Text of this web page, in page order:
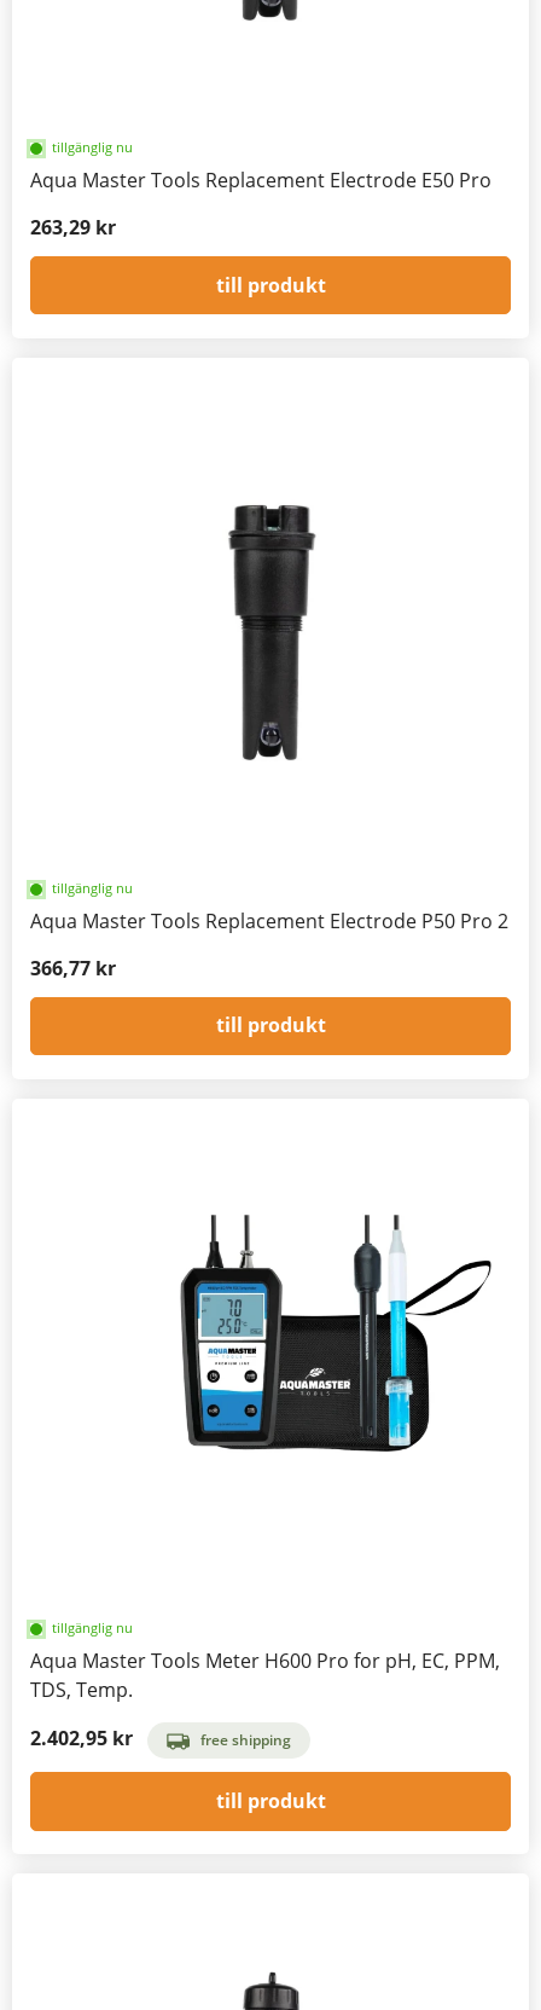
tillgänglig nu
Aqua Master Tools Replacement Electrode E50 Pro
263,29 kr
till produkt
tillgänglig nu
Aqua Master Tools Replacement Electrode P50 Pro 2
366,77 kr
till produkt
tillgänglig nu
Aqua Master Tools Meter H600 Pro for pH, EC, PPM,
TDS, Temp.
2.402,95 kr
free shipping
till produkt